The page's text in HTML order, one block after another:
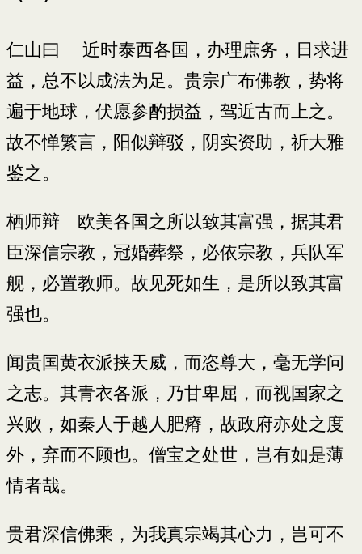
仁山曰 近时泰西各国，办理庶务，日求进
益，总不以成法为足。贵宗广布佛教，势将
遍于地球，伏愿参酌损益，驾近古而上之。
故不惮繁言，阳似辩驳，阴实资助，祈大雅
鉴之。
栖师辩 欧美各国之所以致其富强，据其君
臣深信宗教，冠婚葬祭，必依宗教，兵队军
舰，必置教师。故见死如生，是所以致其富
强也。
闻贵国黄衣派挟天威，而恣尊大，毫无学问
之志。其青衣各派，乃甘卑屈，而视国家之
兴败，如秦人于越人肥瘠，故政府亦处之度
外，弃而不顾也。僧宝之处世，岂有如是薄
情者哉。
贵君深信佛乘，为我真宗竭其心力，岂可不